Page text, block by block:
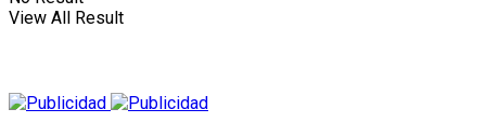
View All Result